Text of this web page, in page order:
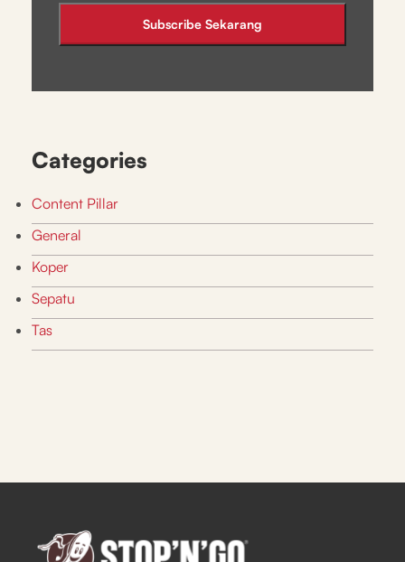
Categories
Content Pillar
General
Koper
Sepatu
Tas